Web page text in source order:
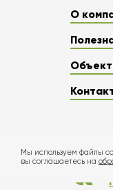
О
Мы используем файлы
вы соглашаетесь на